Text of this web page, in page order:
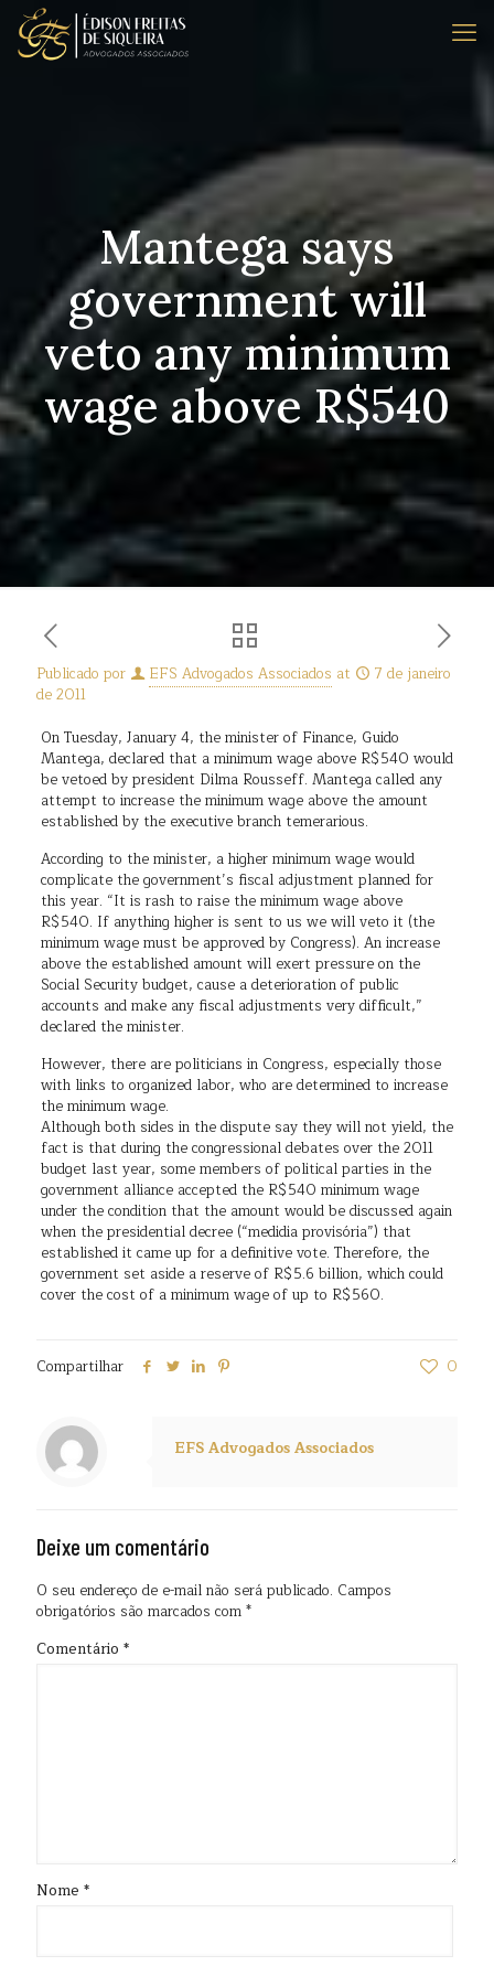
Mantega says
government will
veto any minimum
wage above R$540
Publicado por EFS Advogados Associados at
7 de janeiro
de 2011
On Tuesday, January 4, the minister of Finance, Guido
Mantega, declared that a minimum wage above R$540 would
be vetoed by president Dilma Rousseff. Mantega called any
attempt to increase the minimum wage above the amount
established by the executive branch temerarious.
According to the minister, a higher minimum wage would
complicate the government’s fiscal adjustment planned for
this year. “It is rash to raise the minimum wage above
R$540. If anything higher is sent to us we will veto it (the
minimum wage must be approved by Congress). An increase
above the established amount will exert pressure on the
Social Security budget, cause a deterioration of public
accounts and make any fiscal adjustments very difficult,”
declared the minister.
However, there are politicians in Congress, especially those
with links to organized labor, who are determined to increase
the minimum wage.
Although both sides in the dispute say they will not yield, the
fact is that during the congressional debates over the 2011
budget last year, some members of political parties in the
government alliance accepted the R$540 minimum wage
under the condition that the amount would be discussed again
when the presidential decree (“medidia provisória”) that
established it came up for a definitive vote. Therefore, the
government set aside a reserve of R$5.6 billion, which could
cover the cost of a minimum wage of up to R$560.
Compartilhar 0
EFS Advogados Associados
Deixe um comentário
O seu endereço de e-mail não será publicado. Campos
obrigatórios são marcados com*
Comentário *
Nome *